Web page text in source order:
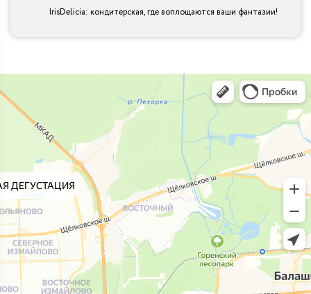
IrisDelicia: кондитерская, где воплощаются ваши фантазии!